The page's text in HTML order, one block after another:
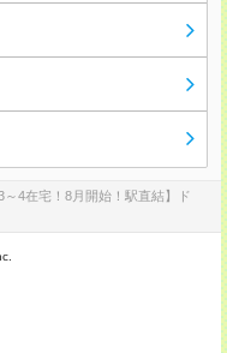
3～4在宅！8月開始！駅直結】ド